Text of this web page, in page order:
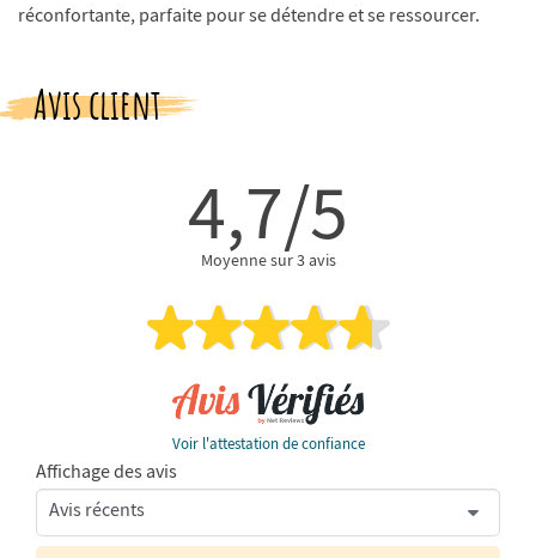
réconfortante, parfaite pour se détendre et se ressourcer.
Avis client
4,7/5
Moyenne sur 3 avis
Voir l'attestation de confiance
Affichage des avis